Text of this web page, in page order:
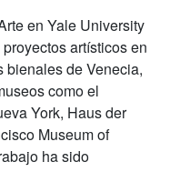
en Yale University
artísticos en
bienales de Venecia,
como el
York, Haus der
Museum of
ha sido